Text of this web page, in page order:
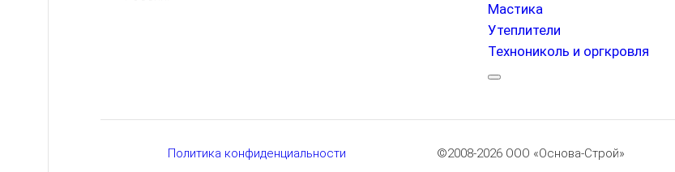
Мастика
Утеплители
Технониколь и оргкровля
Политика конфиденциальности ©2008-2026 ООО «Основа-Строй»